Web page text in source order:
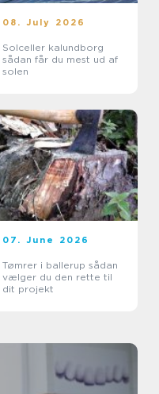
08. July 2026
Solceller kalundborg
sådan får du mest ud af
solen
07. June 2026
Tømrer i ballerup sådan
vælger du den rette til
dit projekt